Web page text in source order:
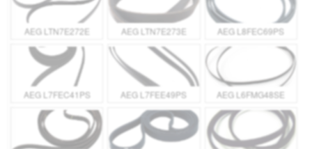
AEG LTN7E272E AEG LTN7E273E AEG L8FEC69PS
AEG L7FEC41PS AEG L7FEE49PS AEG L6FMG48SE